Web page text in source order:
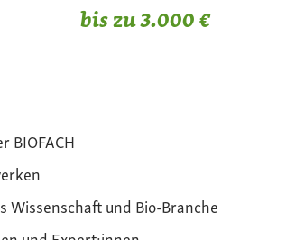
bis zu 3.000 €
BIOFACH
Wissenschaft und Bio-Branche